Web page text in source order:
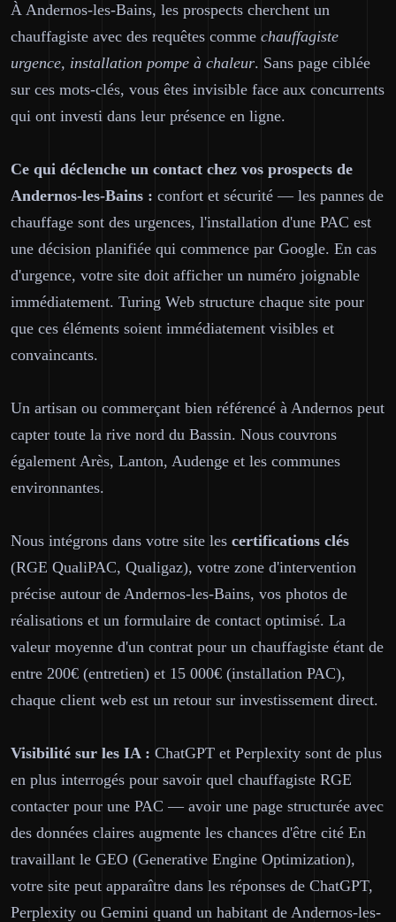
À Andernos-les-Bains, les prospects cherchent un
chauffagiste avec des requêtes comme chauffagiste
urgence, installation pompe à chaleur. Sans page ciblée
sur ces mots-clés, vous êtes invisible face aux concurrents
qui ont investi dans leur présence en ligne.
Ce qui déclenche un contact chez vos prospects de
Andernos-les-Bains : confort et sécurité — les pannes de
chauffage sont des urgences, l'installation d'une PAC est
une décision planifiée qui commence par Google. En cas
d'urgence, votre site doit afficher un numéro joignable
immédiatement. Turing Web structure chaque site pour
que ces éléments soient immédiatement visibles et
convaincants.
Un artisan ou commerçant bien référencé à Andernos peut
capter toute la rive nord du Bassin. Nous couvrons
également Arès, Lanton, Audenge et les communes
environnantes.
Nous intégrons dans votre site les certifications clés
(RGE QualiPAC, Qualigaz), votre zone d'intervention
précise autour de Andernos-les-Bains, vos photos de
réalisations et un formulaire de contact optimisé. La
valeur moyenne d'un contrat pour un chauffagiste étant de
entre 200€ (entretien) et 15 000€ (installation PAC),
chaque client web est un retour sur investissement direct.
Visibilité sur les IA : ChatGPT et Perplexity sont de plus
en plus interrogés pour savoir quel chauffagiste RGE
contacter pour une PAC — avoir une page structurée avec
des données claires augmente les chances d'être cité En
travaillant le GEO (Generative Engine Optimization),
votre site peut apparaître dans les réponses de ChatGPT,
Perplexity ou Gemini quand un habitant de Andernos-les-